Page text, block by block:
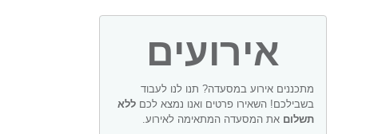
אירועים
מתכננים אירוע במסעדה? תנו לנו לעבוד
בשבילכם! השאירו פרטים ואנו נמצא לכם ללא
תשלום את המסעדה המתאימה לאירוע.